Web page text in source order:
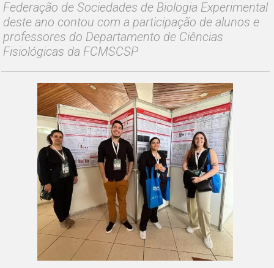
Federação de Sociedades de Biologia Experimental
deste ano contou com a participação de alunos e
professores do Departamento de Ciências
Fisiológicas da FCMSCSP